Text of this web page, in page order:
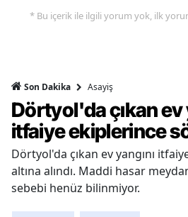
* Bu içerik ile ilgili yorum yok, ilk
Son Dakika Asayiş
Dörtyol'da çıkan ev
itfaiye ekiplerince
Dörtyol'da çıkan ev yangını
altına alındı. Maddi hasar
sebebi henüz bilinmiyor.